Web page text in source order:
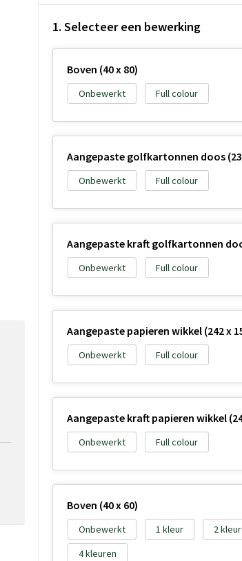
1. Selecteer een bewerking
Boven (40 x 80)
Onbewerkt Full colour
Aangepaste golfkartonnen doos
Onbewerkt Full colour
Aangepaste kraft golfkartonnen
Onbewerkt Full colour
Aangepaste papieren wikkel (242 x
Onbewerkt Full colour
Aangepaste kraft papieren wikkel
Onbewerkt Full colour
Boven (40 x 60)
Onbewerkt 1 2
4